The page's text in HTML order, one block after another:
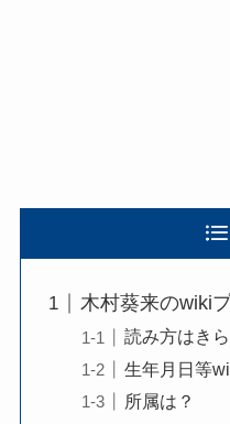
木村葵来のwiki
読み方はきら
生年月日等
所属は？